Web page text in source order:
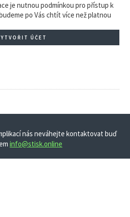
je nutnou podmínkou pro přístup k
po Vás chtít více než platnou
ÚČET
nás neváhejte kontaktovat buď
info@stisk.online